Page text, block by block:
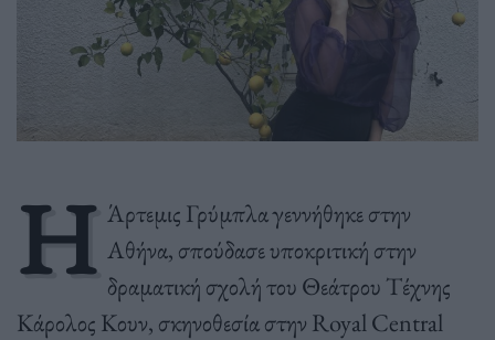
Η Άρτεμις Γρύμπλα γεννήθηκε στην
Αθήνα, σπούδασε υποκριτική στην
δραματική σχολή του Θεάτρου Τέχνης
Κάρολος Κουν, σκηνοθεσία στην Royal Central